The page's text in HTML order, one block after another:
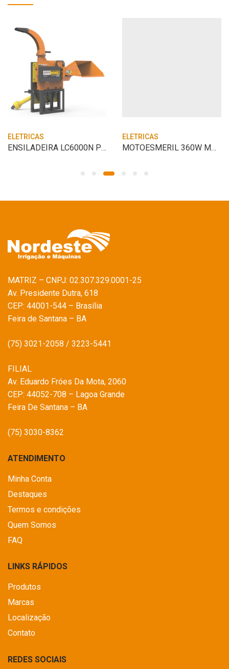
ELETRICAS
ENSILADEIRA LC6000N PICOT C/ BASE MT ELE
ELETRICAS
MOTOESMERIL 360W MONO 127V VONDER
MATRIZ – CNPJ: 02.307.329.0001-25
Av. Presidente Dutra, 618
CEP: 44001-544 – Brasília
Feira de Santana – BA
(75) 3021-2058 / 3223-5441
FILIAL
Av. Eduardo Fróes Da Mota, 2060
CEP: 44052-708 – Lagoa Grande
Feira De Santana – BA
(75) 3030-8362
ATENDIMENTO
Minha Conta
Destaques
Termos e condições
Quem Somos
FAQ
LINKS RÁPIDOS
Produtos
Marcas
Localização
Contato
REDES SOCIAIS